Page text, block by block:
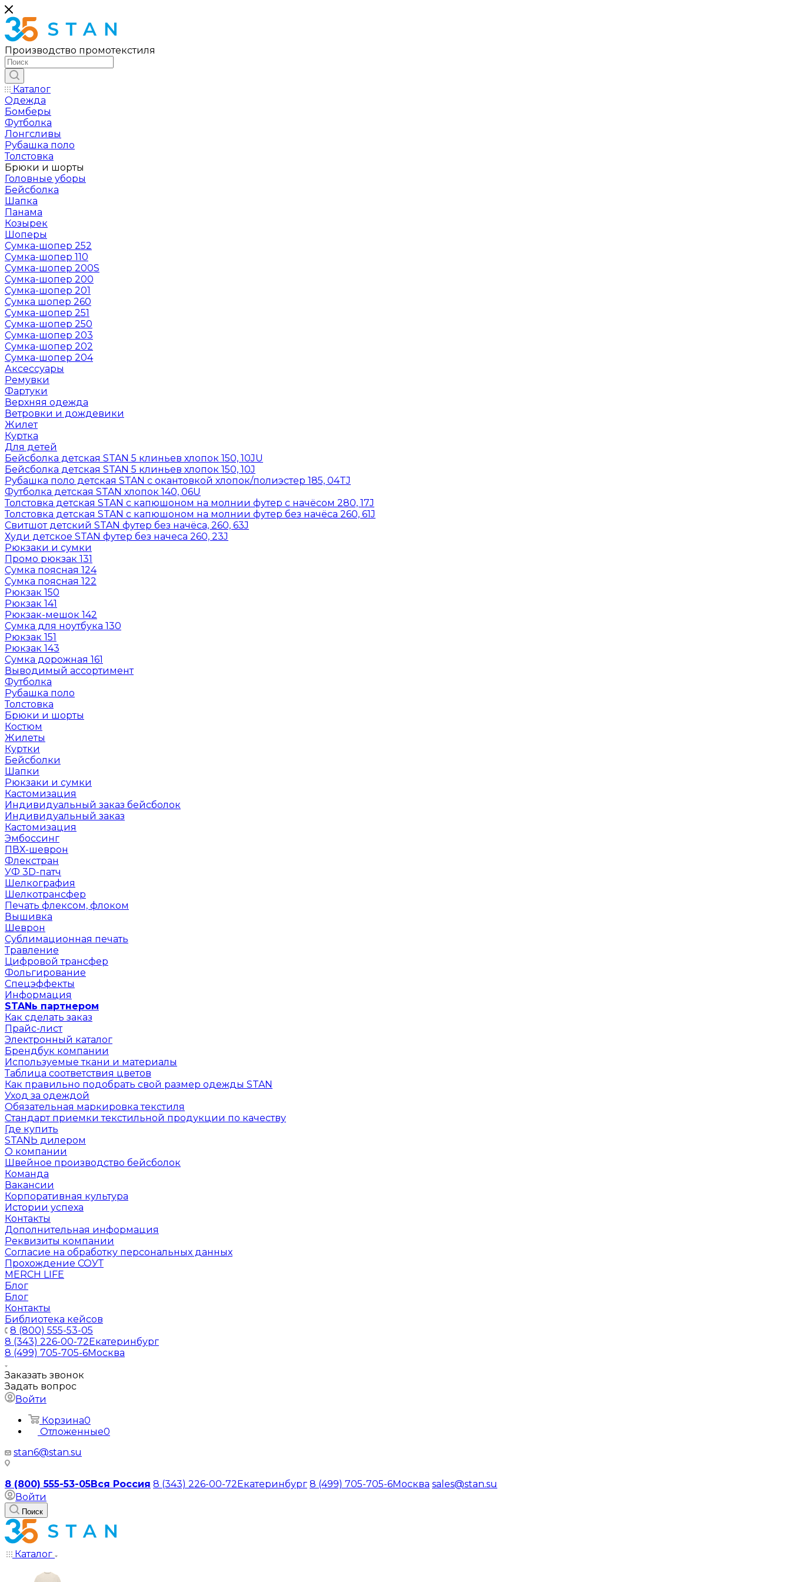
Производство промотекстиля
Каталог
Одежда
Бомберы
Футболка
Лонгсливы
Рубашка поло
Толстовка
Брюки и шорты
Головные уборы
Бейсболка
Шапка
Панама
Козырек
Шоперы
Сумка-шопер 252
Сумка-шопер 110
Сумка-шопер 200S
Сумка-шопер 200
Сумка-шопер 201
Сумка шопер 260
Сумка-шопер 251
Сумка-шопер 250
Сумка-шопер 203
Сумка-шопер 202
Сумка-шопер 204
Аксессуары
Ремувки
Фартуки
Верхняя одежда
Ветровки и дождевики
Жилет
Куртка
Для детей
Бейсболка детская STAN 5 клиньев хлопок 150, 10JU
Бейсболка детская STAN 5 клиньев хлопок 150, 10J
Рубашка поло детская STAN с окантовкой хлопок/полиэстер 185, 04TJ
Футболка детская STAN хлопок 140, 06U
Толстовка детская STAN с капюшоном на молнии футер с начёсом 280, 17J
Толстовка детская STAN с капюшоном на молнии футер без начёса 260, 61J
Свитшот детский STAN футер без начёса, 260, 63J
Худи детское STAN футер без начеса 260, 23J
Рюкзаки и сумки
Промо рюкзак 131
Сумка поясная 124
Сумка поясная 122
Рюкзак 150
Рюкзак 141
Рюкзак-мешок 142
Сумка для ноутбука 130
Рюкзак 151
Рюкзак 143
Сумка дорожная 161
Выводимый ассортимент
Футболка
Рубашка поло
Толстовка
Брюки и шорты
Костюм
Жилеты
Куртки
Бейсболки
Шапки
Рюкзаки и сумки
Кастомизация
Индивидуальный заказ бейсболок
Индивидуальный заказ
Кастомизация
Эмбоссинг
ПВХ-шеврон
Флекстран
УФ 3D-патч
Шелкография
Шелкотрансфер
Печать флексом, флоком
Вышивка
Шеврон
Сублимационная печать
Травление
Цифровой трансфер
Фольгирование
Спецэффекты
Информация
STANь партнером
Как сделать заказ
Прайс-лист
Электронный каталог
Брендбук компании
Используемые ткани и материалы
Таблица соответствия цветов
Как правильно подобрать свой размер одежды STAN
Уход за одеждой
Обязательная маркировка текстиля
Стандарт приемки текстильной продукции по качеству
Где купить
STANЬ дилером
О компании
Швейное производство бейсболок
Команда
Вакансии
Корпоративная культура
Истории успеха
Контакты
Дополнительная информация
Реквизиты компании
Согласие на обработку персональных данных
Прохождение СОУТ
MERCH LIFE
Блог
Блог
Контакты
Библиотека кейсов
8 (800) 555-53-05
8 (343) 226-00-72Екатеринбург
8 (499) 705-705-6Москва
Заказать звонок
Задать вопрос
Войти
Корзина0
Отложенные0
stan6@stan.su
8 (800) 555-53-05Вся Россия 8 (343) 226-00-72Екатеринбург 8 (499) 705-705-6Москва sales@stan.su
Войти
Поиск
Каталог